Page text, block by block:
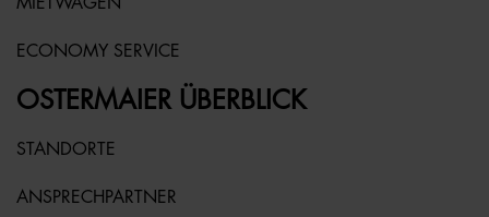
ECONOMY SERVICE
OSTERMAIER ÜBERBLICK
STANDORTE
ANSPRECHPARTNER